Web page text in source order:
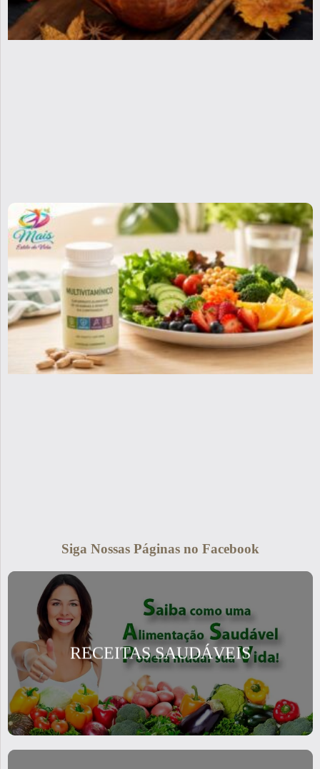
Siga Nossas Páginas no Facebook
RECEITAS SAUDÁVEIS